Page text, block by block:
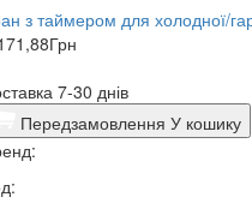
з таймером для холодної/
Грн
7-30 днів
Передзамовлення У кошику